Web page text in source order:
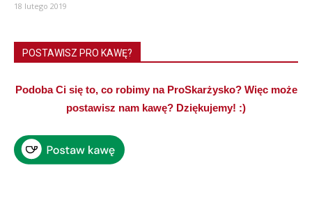
18 lutego 2019
POSTAWISZ PRO KAWĘ?
Podoba Ci się to, co robimy na ProSkarżysko? Więc może
postawisz nam kawę? Dziękujemy! :)